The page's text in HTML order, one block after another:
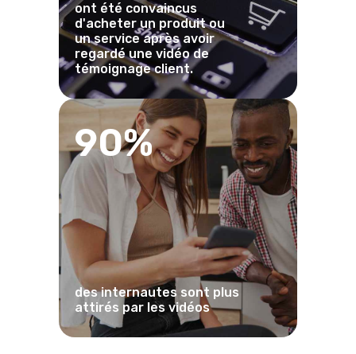
ont été convaincus
d'acheter un produit ou
un service après avoir
regardé une vidéo de
témoignage client.
90%
des internautes sont plus
attirés par les vidéos